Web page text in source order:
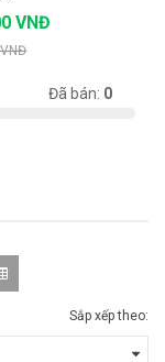
VNĐ
Đã bán: 0
Sắp xếp theo: